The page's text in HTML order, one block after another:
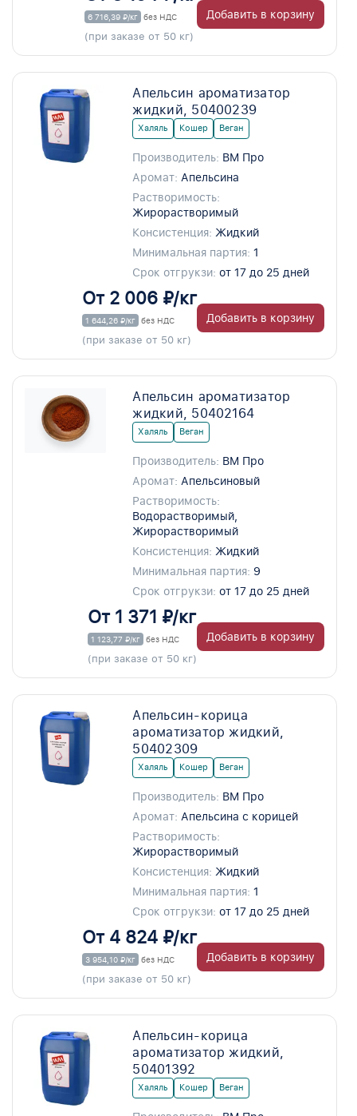
6 716,39 ₽/кг без НДС
(при заказе от 50 кг)
Добавить в корзину
Апельсин ароматизатор
жидкий, 50400239
Халяль Кошер Веган
Производитель: ВМ Про
Аромат: Апельсина
Растворимость:
Жирорастворимый
Консистенция: Жидкий
Минимальная партия: 1
Срок отгрукзи: от 17 до 25 дней
От 2 006 ₽/кг
1 644,26 ₽/кг без НДС
(при заказе от 50 кг)
Добавить в корзину
Апельсин ароматизатор
жидкий, 50402164
Халяль Веган
Производитель: ВМ Про
Аромат: Апельсиновый
Растворимость:
Водорастворимый,
Жирорастворимый
Консистенция: Жидкий
Минимальная партия: 9
Срок отгрукзи: от 17 до 25 дней
От 1 371 ₽/кг
1 123,77 ₽/кг без НДС
(при заказе от 50 кг)
Добавить в корзину
Апельсин-корица
ароматизатор жидкий,
50402309
Халяль Кошер Веган
Производитель: ВМ Про
Аромат: Апельсина с корицей
Растворимость:
Жирорастворимый
Консистенция: Жидкий
Минимальная партия: 1
Срок отгрукзи: от 17 до 25 дней
От 4 824 ₽/кг
3 954,10 ₽/кг без НДС
(при заказе от 50 кг)
Добавить в корзину
Апельсин-корица
ароматизатор жидкий,
50401392
Халяль Кошер Веган